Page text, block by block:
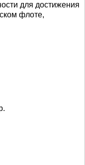
для достижения
флоте,